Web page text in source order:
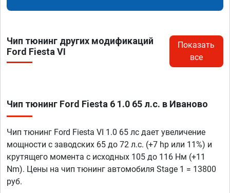
Чип тюнинг других модификаций
Ford Fiesta VI
Показать
все
Чип тюнинг Ford Fiesta 6 1.0 65 л.с. в Иваново
Чип тюнинг Ford Fiesta VI 1.0 65 лс дает увеличение
мощности с заводских 65 до 72 л.с. (+7 hp или 11%) и
крутящего момента с исходных 105 до 116 Нм (+11
Nm). Цены на чип тюнинг автомобиля Stage 1 = 13800
руб.